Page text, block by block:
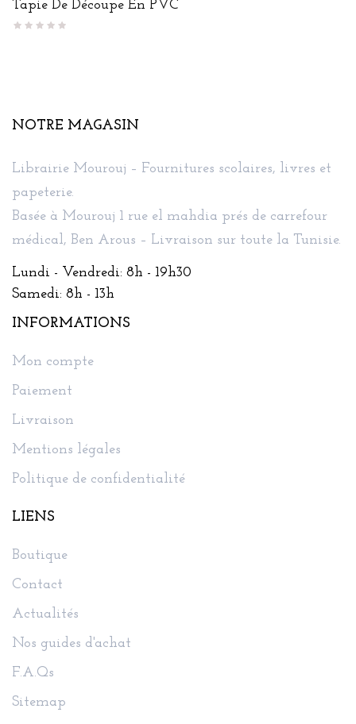
Tapie De Découpe En PVC
NOTRE MAGASIN
Librairie Mourouj – Fournitures scolaires, livres et
papeterie.
Basée à Mourouj 1 rue el mahdia prés de carrefour
médical, Ben Arous – Livraison sur toute la Tunisie.
Lundi - Vendredi: 8h - 19h30
Samedi: 8h - 13h
INFORMATIONS
Mon compte
Paiement
Livraison
Mentions légales
Politique de confidentialité
LIENS
Boutique
Contact
Actualités
Nos guides d'achat
F.A.Qs
Sitemap